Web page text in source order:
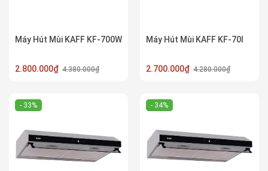
Máy Hút Mùi KAFF KF-700W
2.800.000₫ 4.380.000₫
Máy Hút Mùi KAFF KF-70I
2.700.000₫ 4.280.000₫
- 33% - 34%